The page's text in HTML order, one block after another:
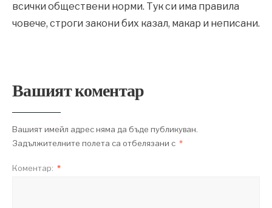
всички обществени норми. Тук си има правила
човече, строги закони бих казал, макар и неписани.
Вашият коментар
Вашият имейл адрес няма да бъде публикуван.
Задължителните полета са отбелязани с *
Коментар: *